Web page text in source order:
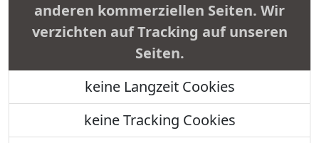
anderen kommerziellen Seiten. Wir
verzichten auf Tracking auf unseren
Seiten.
keine Langzeit Cookies
keine Tracking Cookies